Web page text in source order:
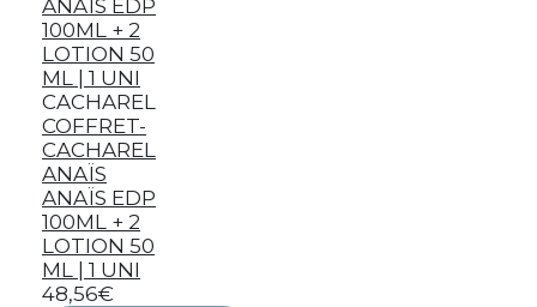
CACHAREL
COFFRET-
CACHAREL
ANAÏS
ANAÏS EDP
100ML + 2
LOTION 50
ML | 1 UNI
48,56€